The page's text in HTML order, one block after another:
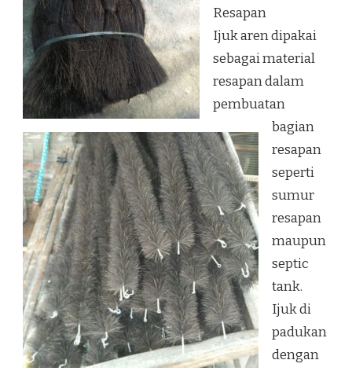
Resapan
Ijuk aren dipakai
sebagai material
resapan dalam
pembuatan
bagian
resapan
seperti
sumur
resapan
maupun
septic
tank.
Ijuk di
padukan
dengan